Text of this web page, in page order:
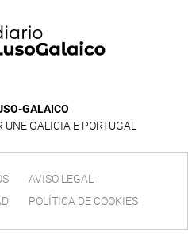
GALAICO
UNE GALICIA E PORTUGAL
AVISO LEGAL
POLÍTICA DE COOKIES